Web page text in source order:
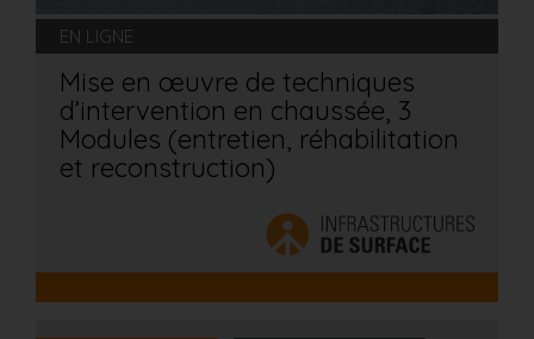
EN LIGNE
Mise en œuvre de techniques
d’intervention en chaussée, 3
Modules (entretien, réhabilitation
et reconstruction)